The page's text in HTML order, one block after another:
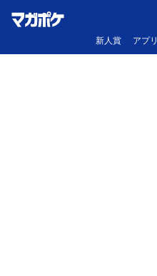
新人賞 アプリ